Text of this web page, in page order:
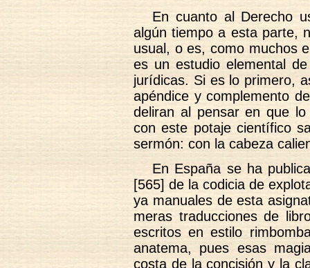
En cuanto al Derecho
algún tiempo a esta parte,
usual, o es, como muchos
es un estudio elemental
jurídicas. Si es lo primero,
apéndice y complemento
deliran al pensar en que
con este potaje científico
sermón: con la cabeza
En España se ha
[565] de la codicia de
ya manuales de esta
meras traducciones de
escritos en estilo
anatema, pues esas
costa de la concisión y la